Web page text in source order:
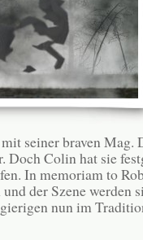
seiner braven Mag.
Doch Colin hat sie
In memoriam to
der Szene werden
nun im